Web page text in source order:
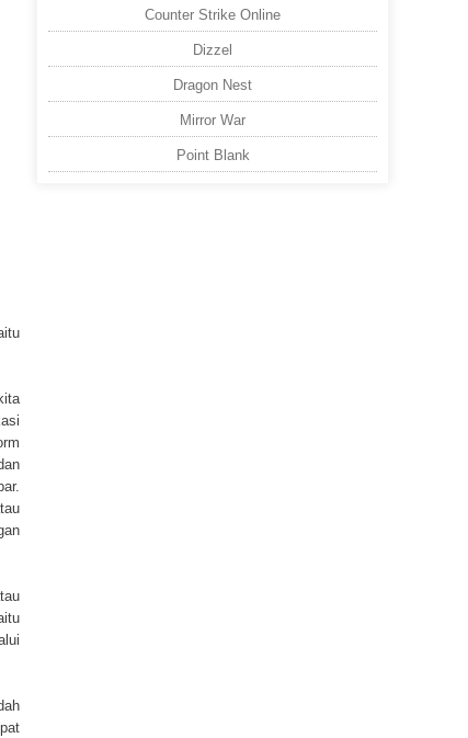
Counter Strike Online
Dizzel
Dragon Nest
Mirror War
Point Blank